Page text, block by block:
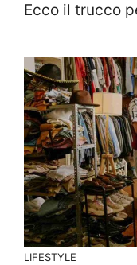
Ecco il trucco
LIFESTYLE